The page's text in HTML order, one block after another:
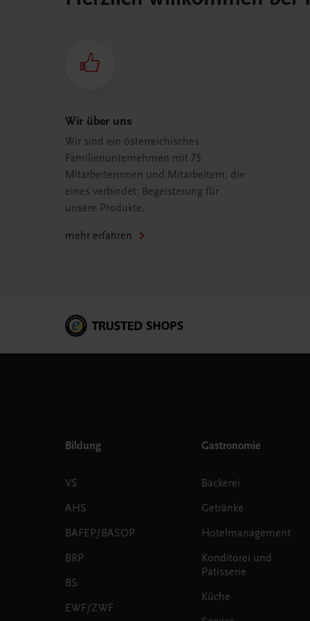
Wir über uns
Wir sind ein österreichisches
Familienunternehmen mit 75
Mitarbeiterinnen und Mitarbeitern, die
eines verbindet: Begeisterung für
unsere Produkte.
mehr erfahren
Bildung
VS
AHS
BAFEP/BASOP
BRP
BS
EWF/ZWF
Gastronomie
Bäckerei
Getränke
Hotelmanagement
Konditorei und
Patisserie
Küche